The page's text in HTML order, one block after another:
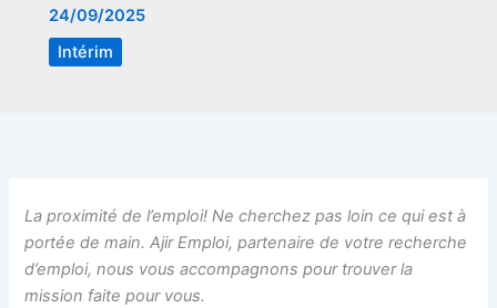
24/09/2025
Intérim
La proximité de l’emploi! Ne cherchez pas loin ce qui est à
portée de main. Ajir Emploi, partenaire de votre recherche
d’emploi, nous vous accompagnons pour trouver la
mission faite pour vous.